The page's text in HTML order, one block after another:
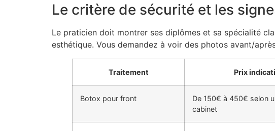
Le critère de sécurité et les
Le praticien doit montrer ses diplômes et sa spécialité
esthétique. Vous demandez à voir des photos avant/
Traitement Prix
Botox pour front
De 150€ à 450€ selon
cabinet